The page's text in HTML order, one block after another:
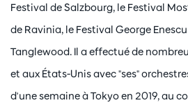
Festival de Salzbourg, le Festival
de Ravinia, le Festival George
Tanglewood. Il a effectué de
et aux États-Unis avec "ses"
d'une semaine à Tokyo en 2019, au